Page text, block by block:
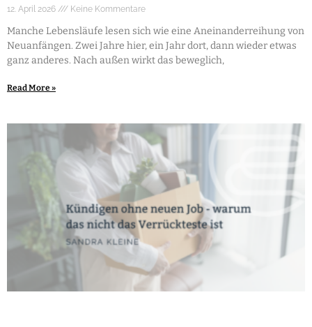
12. April 2026 Keine Kommentare
Manche Lebensläufe lesen sich wie eine Aneinanderreihung von
Neuanfängen. Zwei Jahre hier, ein Jahr dort, dann wieder etwas
ganz anderes. Nach außen wirkt das beweglich,
Read More »